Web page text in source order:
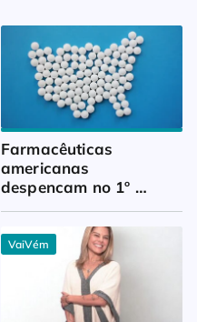
Farmacêuticas
americanas
despencam no 1º
VaiVém